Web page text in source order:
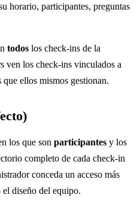
horario, participantes, preguntas
todos los check-ins de la
ven los check-ins vinculados a
ellos mismos gestionan.
los que son participantes y los
completo de cada check-in
conceda un acceso más
diseño del equipo.